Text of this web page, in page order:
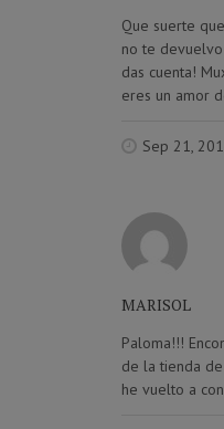
Que suerte
no te
das cuenta!
eres un amor
Sep 21,
MARISOL
Paloma!!!
de la tienda
he vuelto a